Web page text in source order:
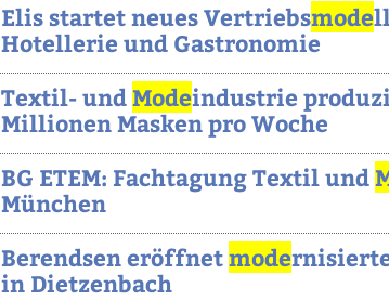
Elis startet neues Vertriebsmode
Hotellerie und Gastronomie
Textil- undModeindustrie
Millionen Masken pro Woche
BG ETEM: Fachtagung Textil und
München
Berendsen eröffnetmode
in Dietzenbach